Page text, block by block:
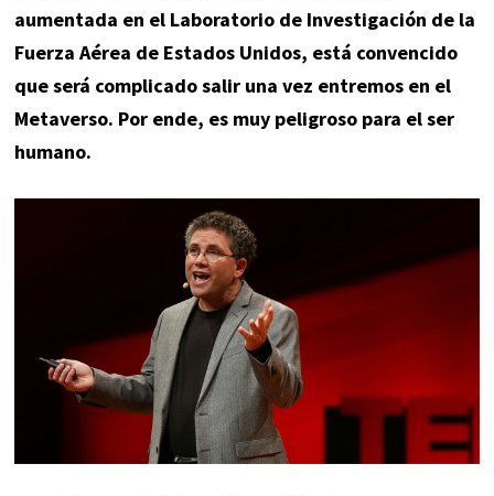
aumentada en el Laboratorio de Investigación de la
Fuerza Aérea de Estados Unidos, está convencido
que será complicado salir una vez entremos en el
Metaverso. Por ende, es muy peligroso para el ser
humano.